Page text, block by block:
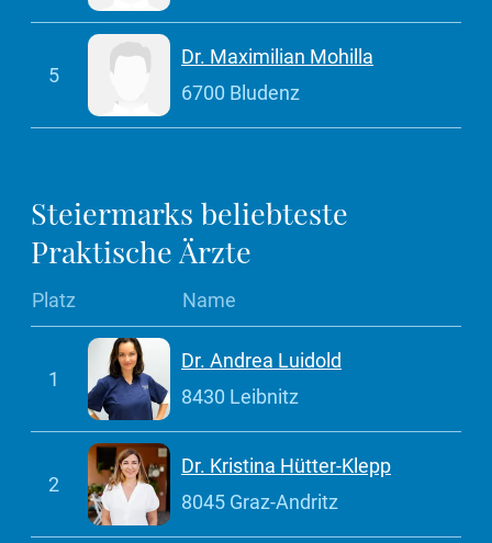
5
Dr. Maximilian Mohilla
6700 Bludenz
Steiermarks beliebteste
Praktische Ärzte
Platz Name
1
Dr. Andrea Luidold
8430 Leibnitz
2
Dr. Kristina Hütter-Klepp
8045 Graz-Andritz